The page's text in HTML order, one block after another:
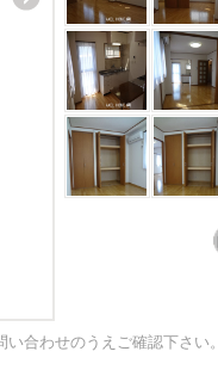
合わせのうえご確認下さい。